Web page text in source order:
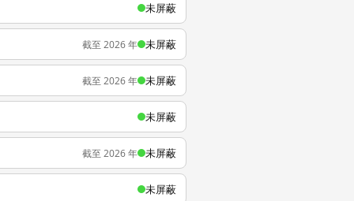
未屏蔽
截至 2026 年 未屏蔽
截至 2026 年 未屏蔽
未屏蔽
截至 2026 年 未屏蔽
未屏蔽